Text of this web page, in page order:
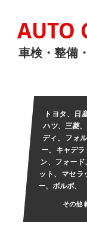
AUTO
車検・整備
トヨタ、日
ハツ、三菱
ディ、フォ
ー、キャデ
ン、フォー
ット、マセラ
ー、ボルボ、
その他